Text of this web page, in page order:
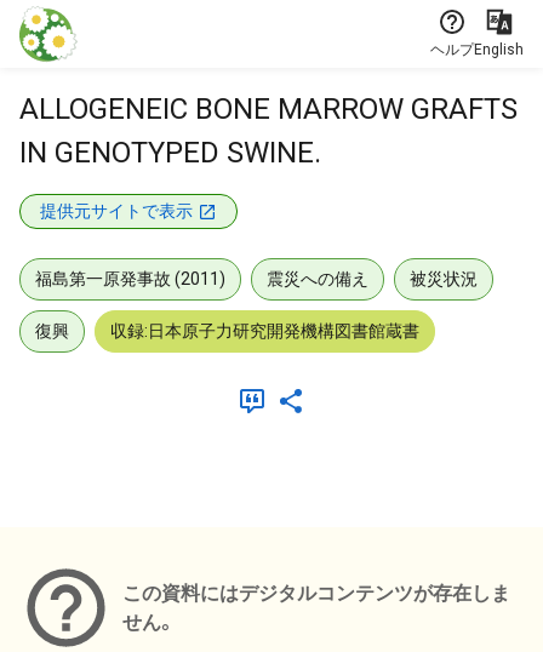
本文に飛ぶ
ヘルプEnglish
ALLOGENEIC BONE MARROW GRAFTS
IN GENOTYPED SWINE.
提供元サイトで表示
福島第一原発事故 (2011) 震災への備え 被災状況
復興 収録:日本原子力研究開発機構図書館蔵書
この資料にはデジタルコンテンツが存在しま
せん。